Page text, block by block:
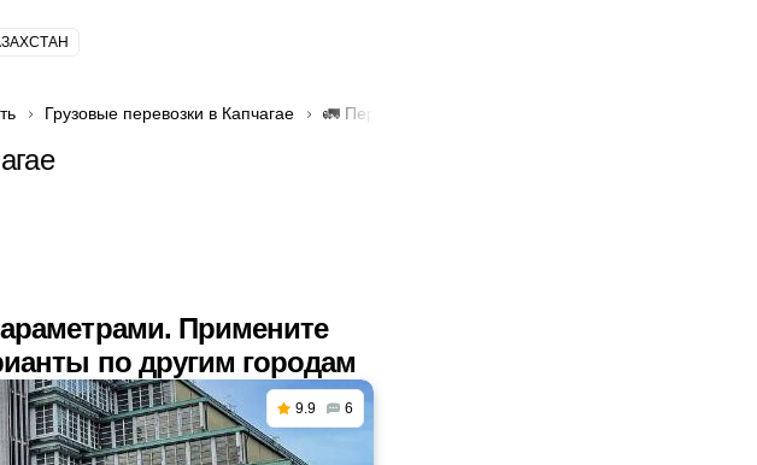
Грузовые перевозки в Капчагае 🚛 Перевозка грузов самосвалами в Капчагае
Примените
по другим городам
9.9 6